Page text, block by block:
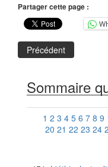
Partager cette page :
Précédent
Sommaire
1 2 3 4 5 6 7 8 9
20 21 22 23 24